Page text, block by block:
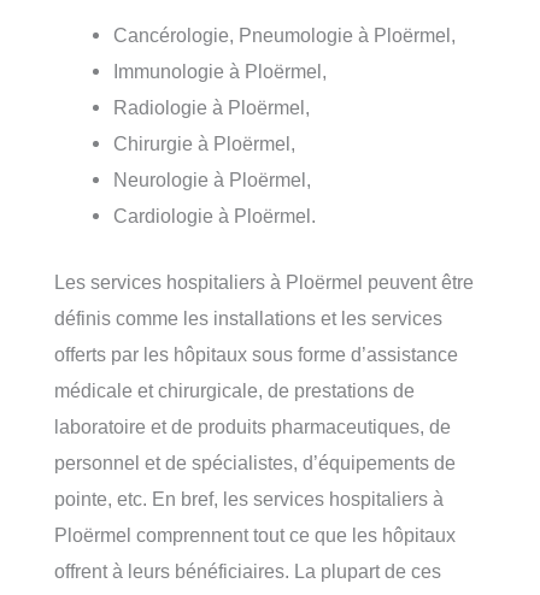
Cancérologie, Pneumologie à Ploërmel,
Immunologie à Ploërmel,
Radiologie à Ploërmel,
Chirurgie à Ploërmel,
Neurologie à Ploërmel,
Cardiologie à Ploërmel.
Les services hospitaliers à Ploërmel peuvent être
définis comme les installations et les services
offerts par les hôpitaux sous forme d’assistance
médicale et chirurgicale, de prestations de
laboratoire et de produits pharmaceutiques, de
personnel et de spécialistes, d’équipements de
pointe, etc. En bref, les services hospitaliers à
Ploërmel comprennent tout ce que les hôpitaux
offrent à leurs bénéficiaires. La plupart de ces